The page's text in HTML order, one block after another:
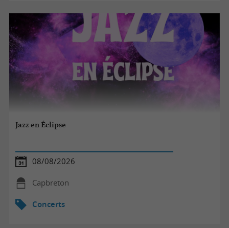
Jazz en Éclipse
08/08/2026
Capbreton
Concerts